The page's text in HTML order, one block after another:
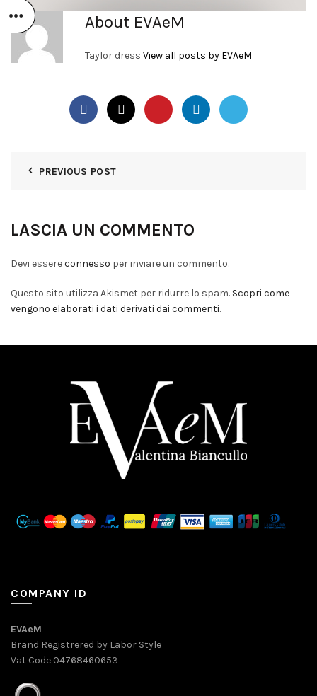
About EVAeM
Taylor dress View all posts by EVAeM
PREVIOUS POST
LASCIA UN COMMENTO
Devi essereconnesso per inviare un commento.
Questo sito utilizza Akismet per ridurre lo spam. Scopri come
vengono elaborati i dati derivati dai commenti.
COMPANY ID
EVAeM
Brand Registrered by Labor Style
Vat Code 04768460653